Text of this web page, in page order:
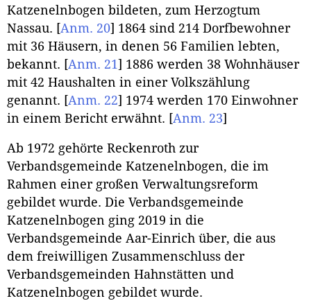
Katzenelnbogen bildeten, zum Herzogtum
Nassau. [Anm. 20] 1864 sind 214 Dorfbewohner
mit 36 Häusern, in denen 56 Familien lebten,
bekannt. [Anm. 21] 1886 werden 38 Wohnhäuser
mit 42 Haushalten in einer Volkszählung
genannt. [Anm. 22] 1974 werden 170 Einwohner
in einem Bericht erwähnt. [Anm. 23]
Ab 1972 gehörte Reckenroth zur
Verbandsgemeinde Katzenelnbogen, die im
Rahmen einer großen Verwaltungsreform
gebildet wurde. Die Verbandsgemeinde
Katzenelnbogen ging 2019 in die
Verbandsgemeinde Aar-Einrich über, die aus
dem freiwilligen Zusammenschluss der
Verbandsgemeinden Hahnstätten und
Katzenelnbogen gebildet wurde.